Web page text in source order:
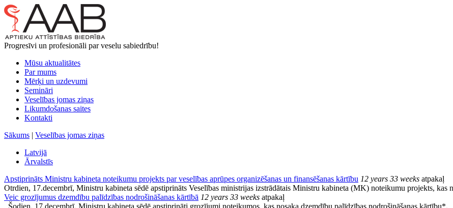
Progresīvi un profesionāli par veselu sabiedrību!
Mūsu aktualitātes
Par mums
Mērķi un uzdevumi
Semināri
Veselības jomas ziņas
Likumdošanas saites
Kontakti
Sākums | Veselības jomas ziņas
Latvijā
Ārvalstīs
Apstiprināts Ministru kabineta noteikumu projekts par veselības aprūpes organizēšanas un finansēšanas kārtību 12 years 33 weeks atpakaļ
Otrdien, 17.decembrī, Ministru kabineta sēdē apstiprināts Veselības ministrijas izstrādātais Ministru kabineta (MK) noteikumu projekts, kas
Veic grozījumus dzemdību palīdzības nodrošināšanas kārtībā 12 years 33 weeks atpakaļ
Šodien, 17.decembrī, Ministru kabineta sēdē apstiprināti grozījumi noteikumos, kas nosaka dzemdību palīdzības nodrošināšanas kārtību*.